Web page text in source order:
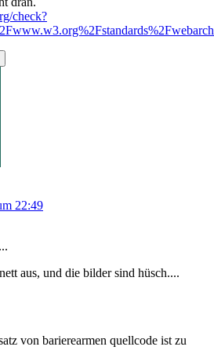
check?
22:49
aus, und die bilder sind hüsch....
von barierearmen quellcode ist zu